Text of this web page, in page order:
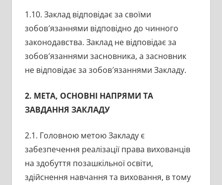
1.10. Заклад відповідає за своїми
зобов′язаннями відповідно до чинного
законодавства. Заклад не відповідає за
зобов′язаннями засновника, а засновник
не відповідає за зобов′язаннями Закладу.
2. МЕТА, ОСНОВНІ НАПРЯМИ ТА
ЗАВДАННЯ ЗАКЛАДУ
2.1. Головною метою Закладу є
забезпечення реалізації права вихованців
на здобуття позашкільної освіти,
здійснення навчання та виховання, в тому